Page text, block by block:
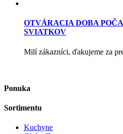
OTVÁRACIA DOBA
SVIATKOV
Milí zákazníci, ďakujeme za
Ponuka
Sortimentu
Kuchyne